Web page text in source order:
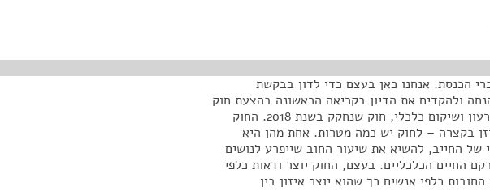
הכנסת. אנחנו כאן בעצם כדי לדון בבקשת
ולהקדים את הדיון בקריאה הראשונה בהצעת חוק
שמבקשת לתקן את חוק חדלות פירעון ושיקום כלכלי, חוק שנחקק בשנת 2018. החוק
בקצרה – לחוק יש כמה מטרות. אחת מהן היא
החייב, להשיא את שיעור החוב שייפרע לנושים
החיים הכלכליים. בעצם, החוק יוצר ודאות כלפי
כלפי אנשים כך שהוא יוצר איזון בין